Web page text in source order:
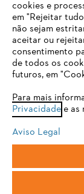
Contacto
Condições
Sobre nós
R.C.Emp. Ed.3-
Está utilizar um
obter o melhor
para um dos
firefox
safari
cookies e
em "Rejeitar
não sejam
aceitar ou
consentimento
de todos os
futuros, em
Para mais
Privacidadee as
Aviso Legal